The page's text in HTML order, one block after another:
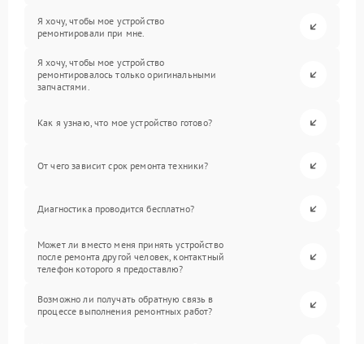
Я хочу, чтобы мое устройство
ремонтировали при мне.
Я хочу, чтобы мое устройство
ремонтировалось только оригинальными
запчастями.
Как я узнаю, что мое устройство готово?
От чего зависит срок ремонта техники?
Диагностика проводится бесплатно?
Может ли вместо меня принять устройство
после ремонта другой человек, контактный
телефон которого я предоставлю?
Возможно ли получать обратную связь в
процессе выполнения ремонтных работ?